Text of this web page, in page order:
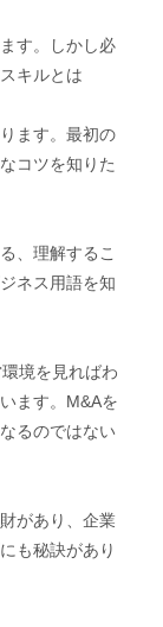
す。しかし必
キルとは
ます。最初の
コツを知りた
、理解するこ
ネス用語を知
境を見ればわ
ます。M&Aを
るのではない
があり、企業
も秘訣があり